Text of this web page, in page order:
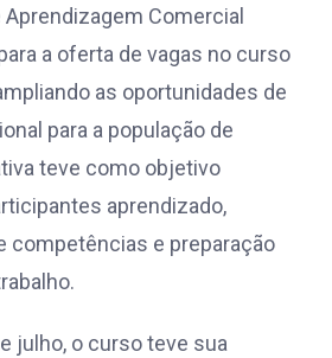
Comercial
a oferta de vagas no curso
as oportunidades de
para a população de
teve como objetivo
aprendizado,
competências e preparação
julho, o curso teve sua